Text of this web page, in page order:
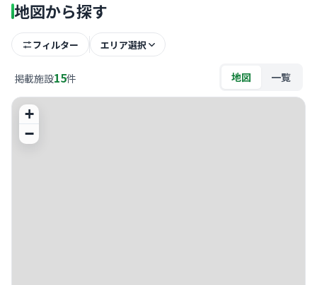
地図から探す
フィルター エリア選択
掲載施設15件 地図 一覧
+
−